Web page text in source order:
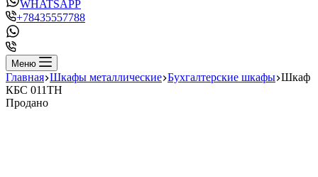
WHATSAPP
+78435557788
Меню
Главная Шкафы металлические Бухгалтерские шкафы Шкаф
КБС 011ТН
Продано